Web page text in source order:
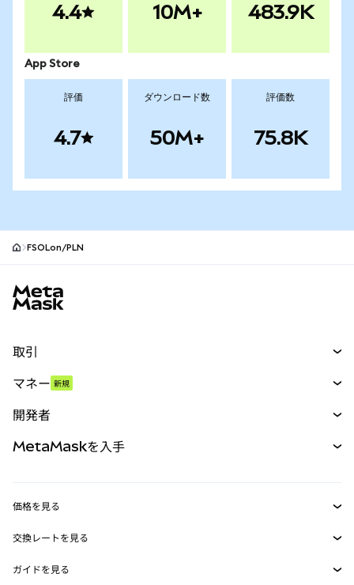
4.4 10M+ 483.9K
App Store
評価
4.7
ダウンロード数
50M+
評価数
75.8K
FSOLon/PLN
取引
パーペチュアル
RWA
マネー 新規
開発者
MetaMask Connect
Snaps
MetaMaskを入手
セキュリティ
価格を見る
イーサリアムの価格
Solanaの価格
交換レートを見る
ETH→USD
ガイドを見る